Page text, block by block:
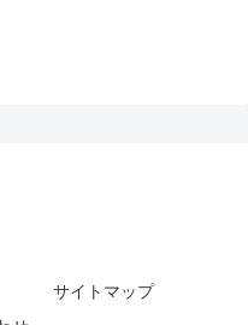
サイトマップ